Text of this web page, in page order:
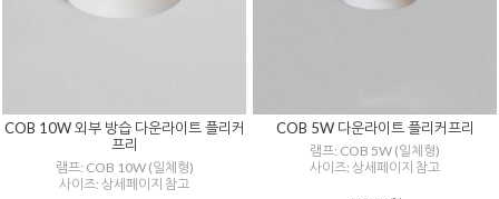
COB 10W 외부 방습 다운라이트 플리커
프리
램프: COB 10W (일체형)
사이즈: 상세페이지 참고
COB 5W 다운라이트 플리커프리
램프: COB 5W (일체형)
사이즈: 상세페이지 참고